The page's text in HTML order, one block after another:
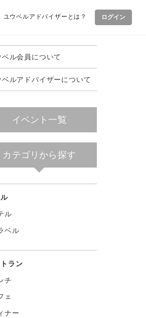
ユウベルアドバイザーとは？ ログイン
ベル会員について
ベルアドバイザーについて
イベント一覧
カテゴリから探す
ル
ベル
ラン
チ
ェ
ナー